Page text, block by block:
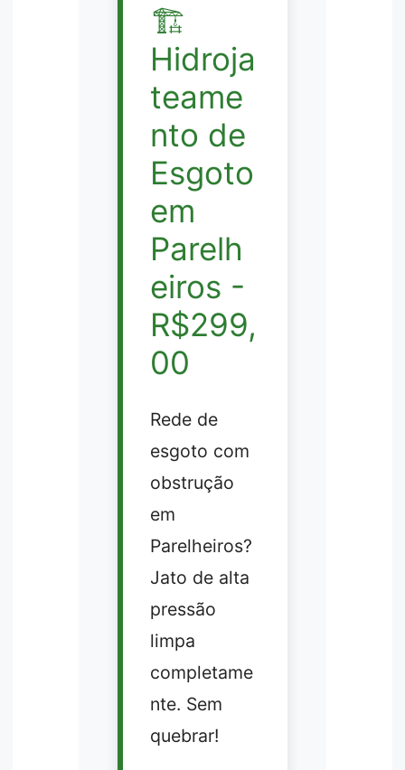
🏗️
Hidroja
teame
nto de
Esgoto
em
Parelh
eiros -
R$299,
00
Rede de
esgoto com
obstrução
em
Parelheiros?
Jato de alta
pressão
limpa
completame
nte. Sem
quebrar!